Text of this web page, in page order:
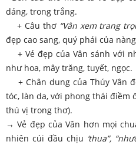
dáng, trong trắng.
+ Câu thơ “Vân xem trang
đẹp cao sang, quý phái của
+ Vẻ đẹp của Vân sánh với
như hoa, mây trăng, tuyết, ngọc.
+ Chân dung của Thúy Vân
tóc, làn da, với phong thái điềm
thú vị trong thơ).
→ Vẻ đẹp của Vân hơn mọi
nhiên cúi đầu chịu ‘thua”,